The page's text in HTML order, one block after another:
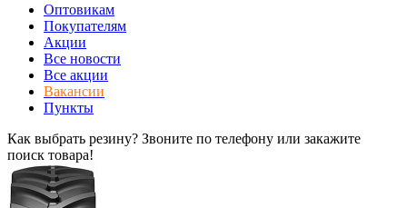
Оптовикам
Покупателям
Акции
Все новости
Все акции
Вакансии
Пункты
Как выбрать резину? Звоните по телефону или закажите
поиск товара!